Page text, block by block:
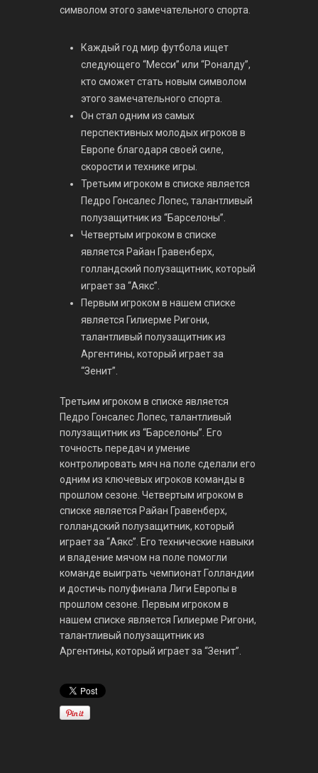
символом этого замечательного спорта.
Каждый год мир футбола ищет
следующего “Месси” или “Роналду”,
кто сможет стать новым символом
этого замечательного спорта.
Он стал одним из самых
перспективных молодых игроков в
Европе благодаря своей силе,
скорости и технике игры.
Третьим игроком в списке является
Педро Гонсалес Лопес, талантливый
полузащитник из “Барселоны”.
Четвертым игроком в списке
является Райан Гравенберх,
голландский полузащитник, который
играет за “Аякс”.
Первым игроком в нашем списке
является Гилиерме Ригони,
талантливый полузащитник из
Аргентины, который играет за
“Зенит”.
Третьим игроком в списке является
Педро Гонсалес Лопес, талантливый
полузащитник из “Барселоны”. Его
точность передач и умение
контролировать мяч на поле сделали его
одним из ключевых игроков команды в
прошлом сезоне. Четвертым игроком в
списке является Райан Гравенберх,
голландский полузащитник, который
играет за “Аякс”. Его технические навыки
и владение мячом на поле помогли
команде выиграть чемпионат Голландии
и достичь полуфинала Лиги Европы в
прошлом сезоне. Первым игроком в
нашем списке является Гилиерме Ригони,
талантливый полузащитник из
Аргентины, который играет за “Зенит”.